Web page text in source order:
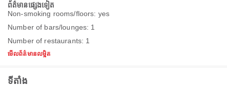
ព័ត៌មានផ្សេងទៀត
Non-smoking rooms/floors: yes
Number of bars/lounges: 1
Number of restaurants: 1
មើលព័ត៌មានលម្អិត
ទីតាំង